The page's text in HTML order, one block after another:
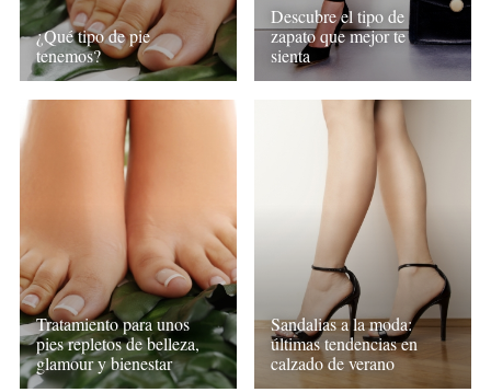
¿Qué tipo de pie
tenemos?
Descubre el tipo de
zapato que mejor te
sienta
Tratamiento para unos
pies repletos de belleza,
glamour y bienestar
Sandalias a la moda:
últimas tendencias en
calzado de verano